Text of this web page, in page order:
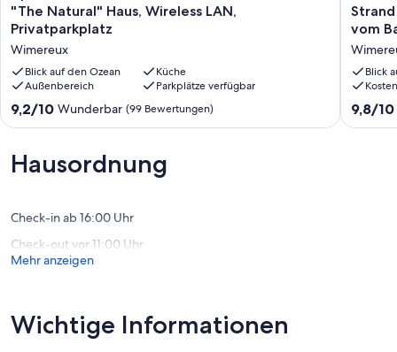
mit
Blick
das
Meer
Residenz
"The
Natural"
LAN,
"The Natural" Haus, Wireless LAN,
Privatparkplatz
Wimereux
Blick auf den Ozean
Küche
Außenbereich
Parkplätze verfügbar
9.2
von
Wunderbar,
(99
9,2/10 Wunderbar (99 Bewertungen)
-
Sehr
50
m
vom
Strand
vom
Blick
9.8
von
9,8/10
Hausordnung
Check-in ab 16:00 Uhr
Check-out vor 11:00 Uhr
Mehr anzeigen
Wichtige Informationen